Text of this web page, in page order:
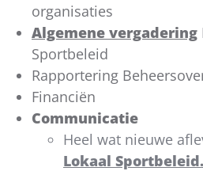
organisaties
Algemene vergadering
Sportbeleid
Rapportering
Financiën
Communicatie
Heel wat nieuwe
Lokaal Sportbeleid.